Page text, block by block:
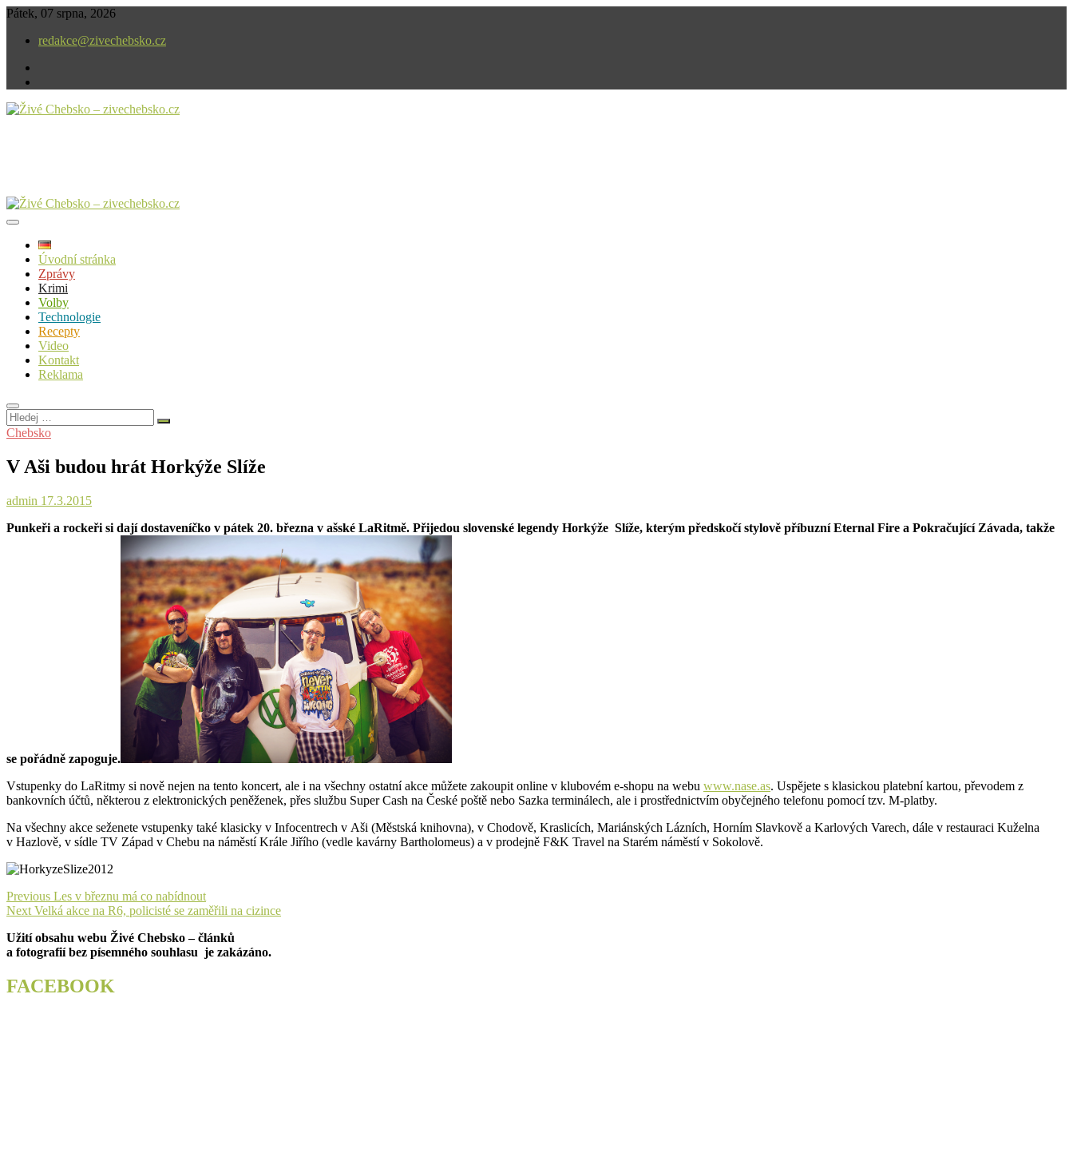
Skip
content
Pátek, 07 srpna, 2026
redakce@zivechebsko.cz
Úvodní stránka
Zprávy
Krimi
Volby
Technologie
Recepty
Video
Kontakt
Reklama
Hledej
…
Chebsko
V Aši budou hrát Horkýže Slíže
admin 17.3.2015
Punkeři a rockeři si dají dostaveníčko v pátek 20. března v ašské LaRitmě. Přijedou slovenské legendy Horkýže Slíže, kterým předskočí stylově příbuzní Eternal Fire a Pokračující Závada, takže
se pořádně zapoguje.
Vstupenky do LaRitmy si nově nejen na tento koncert, ale i na všechny ostatní akce můžete zakoupit online v klubovém e-shopu na webu www.nase.as. Uspějete s klasickou platební kartou, převodem z
bankovních účtů, některou z elektronických peněženek, přes službu Super Cash na České poště nebo Sazka terminálech, ale i prostřednictvím obyčejného telefonu pomocí tzv. M-platby.
Na všechny akce seženete vstupenky také klasicky v Infocentrech v Aši (Městská knihovna), v Chodově, Kraslicích, Mariánských Lázních, Horním Slavkově a Karlových Varech, dále v restauraci Kuželna
v Hazlově, v sídle TV Západ v Chebu na náměstí Krále Jiřího (vedle kavárny Bartholomeus) a v prodejně F&K Travel na Starém náměstí v Sokolově.
Navigace
pro
příspěvek
Previous Previous
post:
Les v březnu má co nabídnout
Next Next
Velká akce na R6, policisté se zaměřili na cizince
Užití obsahu webu Živé Chebsko – článků
a fotografií bez písemného souhlasu je zakázáno.
FACEBOOK